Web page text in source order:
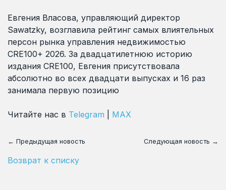
Евгения Власова, управляющий директор
Sawatzky, возглавила рейтинг самых влиятельных
персон рынка управления недвижимостью
CRE100+ 2026. За двадцатилетнюю историю
издания CRE100, Евгения присутствовала
абсолютно во всех двадцати выпусках и 16 раз
занимала первую позицию
Читайте нас в Telegram MAX
← Предыдущая новость Следующая новость →
Возврат к списку